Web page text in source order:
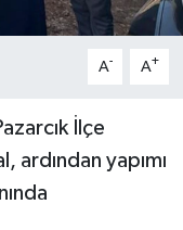
A- A+
İlçe
ardından yapımı